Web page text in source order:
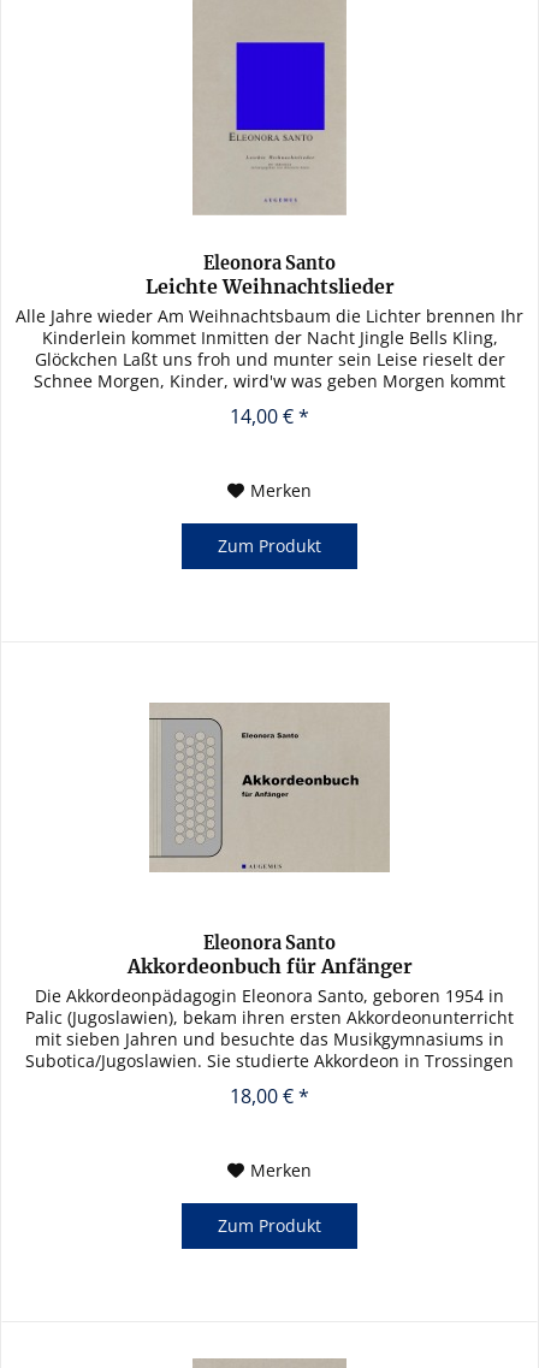
Eleonora Santo
Leichte Weihnachtslieder
Alle Jahre wieder Am Weihnachtsbaum die Lichter brennen Ihr
Kinderlein kommet Inmitten der Nacht Jingle Bells Kling,
Glöckchen Laßt uns froh und munter sein Leise rieselt der
Schnee Morgen, Kinder, wird'w was geben Morgen kommt
14,00 € *
Merken
Zum Produkt
Eleonora Santo
Akkordeonbuch für Anfänger
Die Akkordeonpädagogin Eleonora Santo, geboren 1954 in
Palic (Jugoslawien), bekam ihren ersten Akkordeonunterricht
mit sieben Jahren und besuchte das Musikgymnasiums in
Subotica/Jugoslawien. Sie studierte Akkordeon in Trossingen
18,00 € *
Merken
Zum Produkt